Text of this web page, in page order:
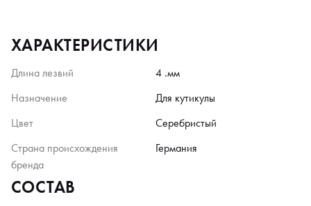
ХАРАКТЕРИСТИКИ
Длина лезвий
4 .мм
Назначение
Для кутикулы
Цвет
Серебристый
Страна происхождения
бренда
Германия
СОСТАВ